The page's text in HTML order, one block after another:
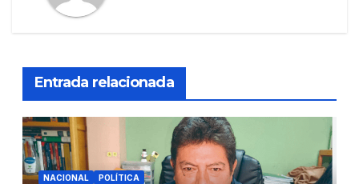
Entrada relacionada
NACIONAL POLÍTICA